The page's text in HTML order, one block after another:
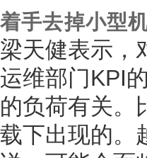
着手去掉小型
梁天健表示，
运维部门KPI
的负荷有关。
载下出现的。